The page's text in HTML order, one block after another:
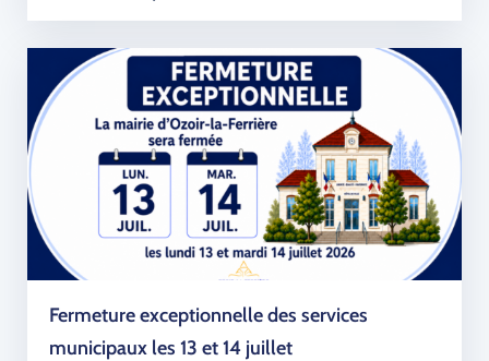
Fermeture exceptionnelle des services
municipaux les 13 et 14 juillet